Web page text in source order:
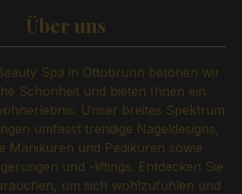
Über uns
Spa in Ottobrunn betonen wir
Schönheit und bieten Ihnen ein
Unser breites Spektrum
umfasst trendige Nageldesigns,
Maniküren und Pediküren sowie
und -liftings. Entdecken Sie
um sich wohlzufühlen und